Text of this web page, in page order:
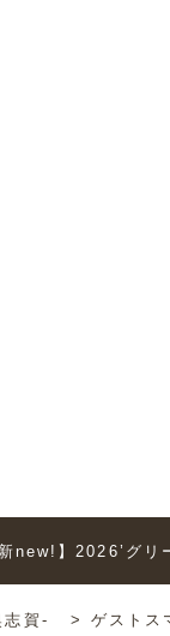
新new!】2026’グリ
賀- > ゲストス